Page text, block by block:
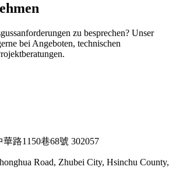
zu besprechen? Unser
bei Angeboten, technischen
路1150巷68號 302057
Road, Zhubei City, Hsinchu County,